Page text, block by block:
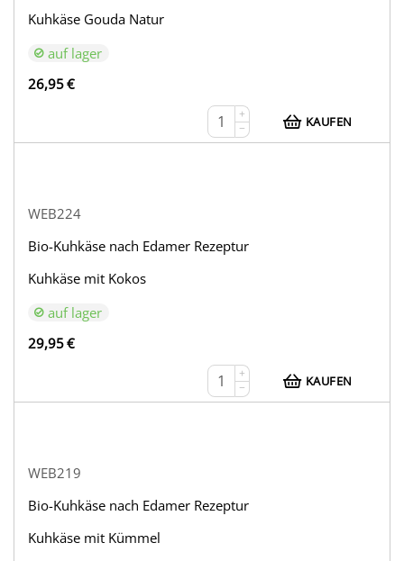
Kuhkäse Gouda Natur
auf lager
26,95€
+
−
KAUFEN
WEB224
Bio-Kuhkäse nach Edamer Rezeptur
Kuhkäse mit Kokos
auf lager
29,95€
+
−
KAUFEN
WEB219
Bio-Kuhkäse nach Edamer Rezeptur
Kuhkäse mit Kümmel